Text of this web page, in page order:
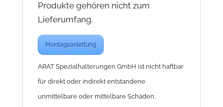
Produkte gehören nicht zum
Lieferumfang.
Montageanleitung
ARAT Spezialhalterungen GmbH ist nicht haftbar
für direkt oder indirekt entstandene
unmittelbare oder mittelbare Schäden,